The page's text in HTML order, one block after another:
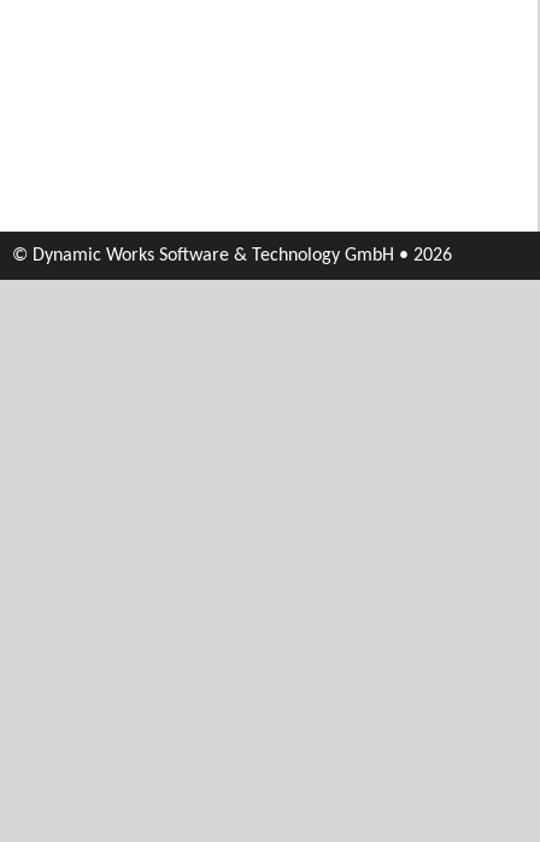
© Dynamic Works Software & Technology GmbH • 2026